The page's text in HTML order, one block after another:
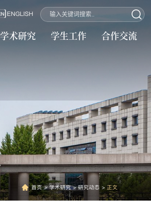
ENGLISH
学术研究 学生工作 合作交流
首页>学术研究>研究动态 > 正文